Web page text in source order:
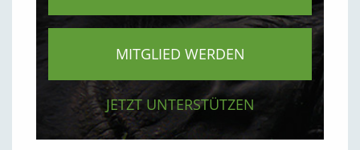
MITGLIED WERDEN
JETZT UNTERSTÜTZEN